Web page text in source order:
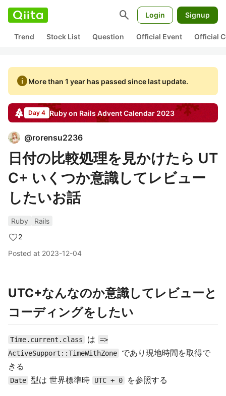
search Login Signup
Trend Stock List Question Official Event Official
infoMore than 1 year has passed since last update.
Day 4 Ruby on Rails Advent Calendar 2023
@rorensu2236
日付の比較処理を見かけたら UT
C+ いくつか意識してレビュー
したいお話
Ruby
Rails
2
Posted at 2023-12-04
UTC+なんなのか意識してレビューと
コーディングをしたい
Time.current.class は
=>
ActiveSupport::TimeWithZone
であり現地時間を取得で
きる
Date 型は 世界標準時 UTC + 0 を参照する